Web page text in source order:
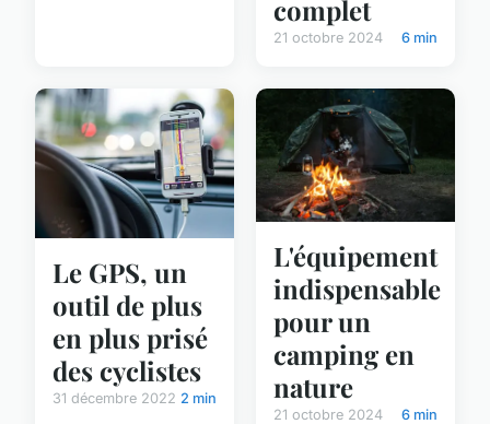
complet
21 octobre 2024 6 min
Le GPS, un
outil de plus
en plus prisé
des cyclistes
31 décembre 2022 2 min
L'équipement
indispensable
pour un
camping en
nature
21 octobre 2024 6 min